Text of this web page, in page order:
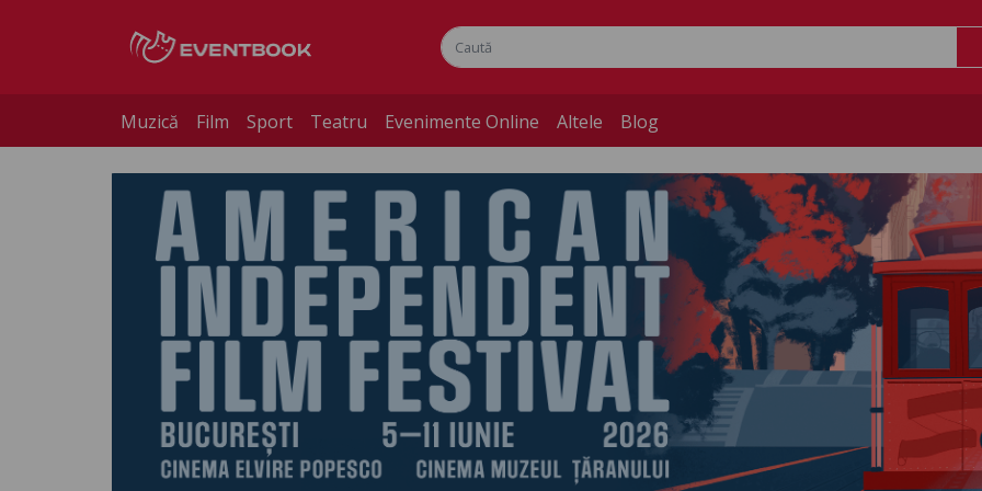
Muzică Film Sport Teatru Evenimente Online Altele Blog